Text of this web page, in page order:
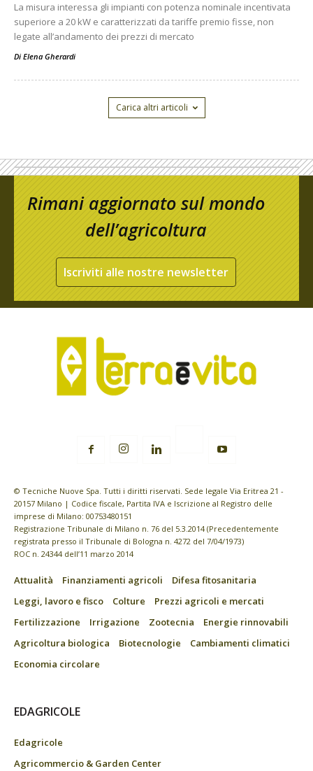
La misura interessa gli impianti con potenza nominale incentivata
superiore a 20 kW e caratterizzati da tariffe premio fisse, non
legate all’andamento dei prezzi di mercato
Di Elena Gherardi
Carica altri articoli
Rimani aggiornato sul mondo
dell’agricoltura
Iscriviti alle nostre newsletter
© Tecniche Nuove Spa. Tutti i diritti riservati. Sede legale Via Eritrea 21 -
20157 Milano | Codice fiscale, Partita IVA e Iscrizione al Registro delle
imprese di Milano: 00753480151
Registrazione Tribunale di Milano n. 76 del 5.3.2014 (Precedentemente
registrata presso il Tribunale di Bologna n. 4272 del 7/04/1973)
ROC n. 24344 dell’11 marzo 2014
Attualità Finanziamenti agricoli
Difesa fitosanitaria
Leggi, lavoro e fisco
Colture
Prezzi agricoli e mercati
Fertilizzazione
Irrigazione Zootecnia
Energie rinnovabili
Agricoltura biologica
Biotecnologie
Cambiamenti climatici
Economia circolare
EDAGRICOLE
Edagricole
Agricommercio & Garden Center